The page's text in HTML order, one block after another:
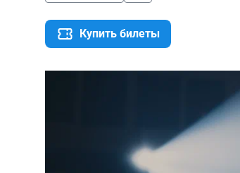
Купить билеты